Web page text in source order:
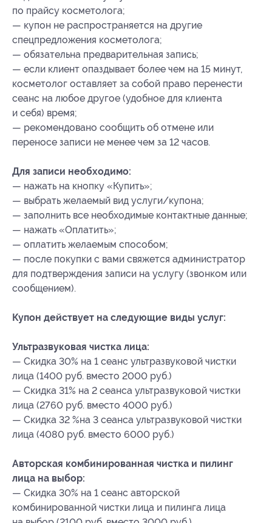
по прайсу косметолога;
— купон не распространяется на другие
спецпредложения косметолога;
— обязательна предварительная запись;
— если клиент опаздывает более чем на 15 минут,
косметолог оставляет за собой право перенести
сеанс на любое другое (удобное для клиента
и себя) время;
— рекомендовано сообщить об отмене или
переносе записи не менее чем за 12 часов.
Для записи необходимо:
— ⁠нажать на кнопку «Купить»;
—⁠ ⁠выбрать желаемый вид услуги/купона;
—⁠ ⁠заполнить все необходимые контактные данные;
—⁠ ⁠нажать «Оплатить»;
—⁠ ⁠оплатить желаемым способом;
— после покупки с вами свяжется администратор
для подтверждения записи на услугу (звонком или
сообщением).
Купон действует на следующие виды услуг:
Ультразвуковая чистка лица:
— Скидка 30% на 1 сеанс ультразвуковой чистки
лица (1400 руб. вместо 2000 руб.)
— Скидка 31% на 2 сеанса ультразвуковой чистки
лица (2760 руб. вместо 4000 руб.)
— Скидка 32 %на 3 сеанса ультразвуковой чистки
лица (4080 руб. вместо 6000 руб.)
Авторская комбинированная чистка и пилинг
лица на выбор:
— Скидка 30% на 1 сеанс авторской
комбинированной чистки лица и пилинга лица